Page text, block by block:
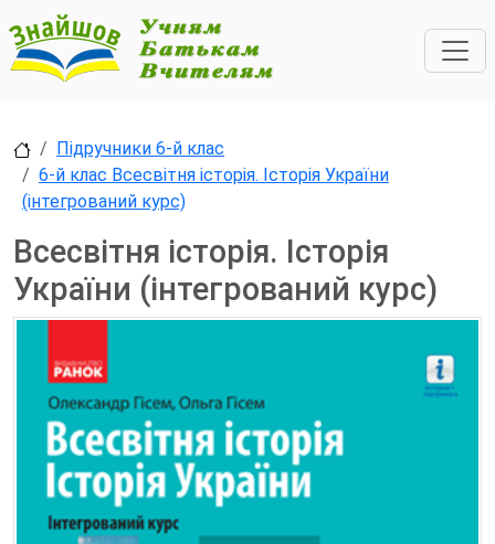
Підручники 6-й клас
6-й клас Всесвітня історія. Історія України
(інтегрований курс)
Всесвітня історія. Історія
України (інтегрований курс)